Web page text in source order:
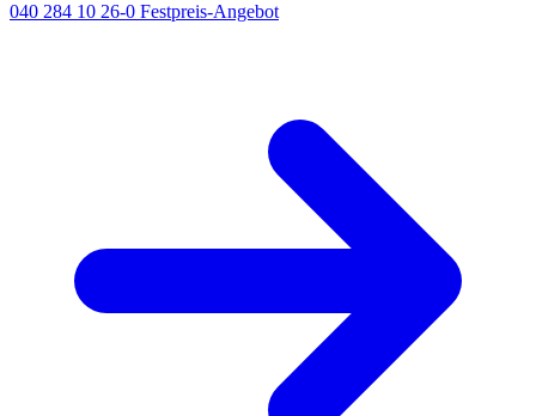
040 284 10 26-0 Festpreis-Angebot